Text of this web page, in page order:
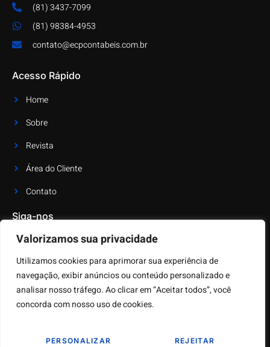
Valorizamos sua privacidade
Utilizamos cookies para aprimorar sua experiência de
navegação, exibir anúncios ou conteúdo personalizado e
analisar nosso tráfego. Ao clicar em “Aceitar todos”, você
concorda com nosso uso de cookies.
PERSONALIZAR REJEITAR
(81) 3437-7099
(81) 98384-4953
contato@ecpcontabeis.com.br
Acesso Rápido
Home
Sobre
Revista
Área do Cliente
Contato
Siga-nos
Receba as últimas notícias e atualizações